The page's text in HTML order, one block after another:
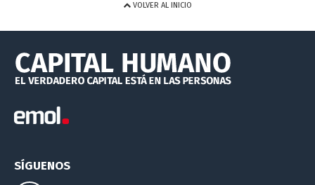
VOLVER AL INICIO
SÍGUENOS